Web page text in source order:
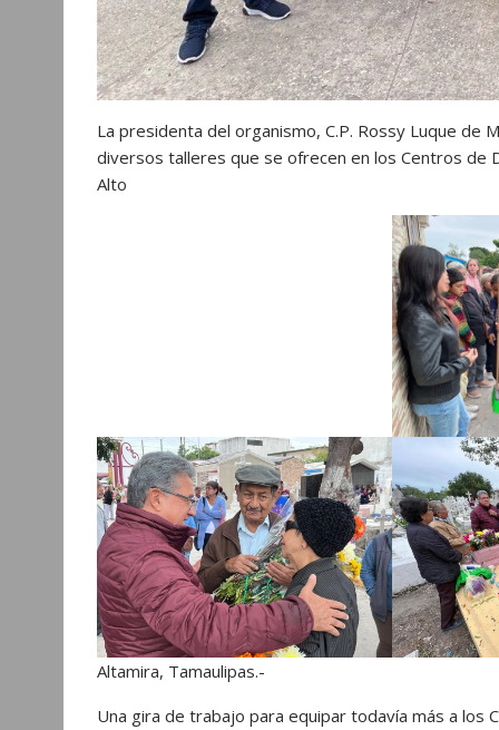
La presidenta del organismo, C.P. Rossy Luque de
diversos talleres que se ofrecen en los Centros de
Alto
Altamira, Tamaulipas.-
Una gira de trabajo para equipar todavía más a los